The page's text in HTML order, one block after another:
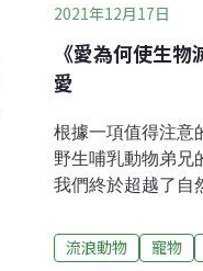
2021年12月17日
《愛為何使生
愛
根據一項值得注意
野生哺乳動物弟兄
我們終於超越了自
增加了十倍──野生
們有77億人口居住
流浪動物 寵物